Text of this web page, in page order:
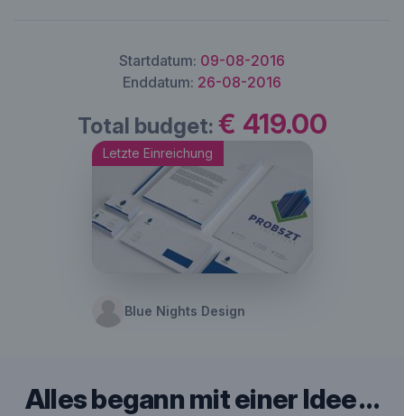
Startdatum: 09-08-2016
Enddatum: 26-08-2016
Total budget: € 419.00
Letzte Einreichung
Blue Nights Design
Alles begann mit einer Idee …